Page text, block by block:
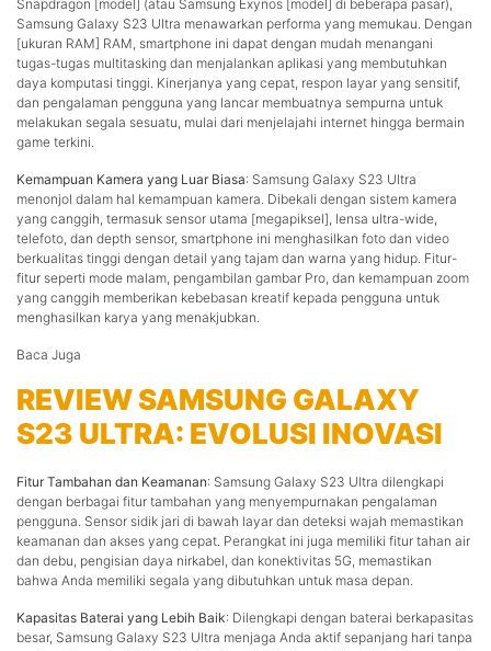
Snapdragon [model] (atau Samsung Exynos [model] di beberapa pasar),
Samsung Galaxy S23 Ultra menawarkan performa yang memukau. Dengan
[ukuran RAM] RAM, smartphone ini dapat dengan mudah menangani
tugas-tugas multitasking dan menjalankan aplikasi yang membutuhkan
daya komputasi tinggi. Kinerjanya yang cepat, respon layar yang sensitif,
dan pengalaman pengguna yang lancar membuatnya sempurna untuk
melakukan segala sesuatu, mulai dari menjelajahi internet hingga bermain
game terkini.
Kemampuan Kamera yang Luar Biasa: Samsung Galaxy S23 Ultra
menonjol dalam hal kemampuan kamera. Dibekali dengan sistem kamera
yang canggih, termasuk sensor utama [megapiksel], lensa ultra-wide,
telefoto, dan depth sensor, smartphone ini menghasilkan foto dan video
berkualitas tinggi dengan detail yang tajam dan warna yang hidup. Fitur-
fitur seperti mode malam, pengambilan gambar Pro, dan kemampuan zoom
yang canggih memberikan kebebasan kreatif kepada pengguna untuk
menghasilkan karya yang menakjubkan.
Baca Juga
REVIEW SAMSUNG GALAXY
S23 ULTRA: EVOLUSI INOVASI
Fitur Tambahan dan Keamanan: Samsung Galaxy S23 Ultra dilengkapi
dengan berbagai fitur tambahan yang menyempurnakan pengalaman
pengguna. Sensor sidik jari di bawah layar dan deteksi wajah memastikan
keamanan dan akses yang cepat. Perangkat ini juga memiliki fitur tahan air
dan debu, pengisian daya nirkabel, dan konektivitas 5G, memastikan
bahwa Anda memiliki segala yang dibutuhkan untuk masa depan.
Kapasitas Baterai yang Lebih Baik: Dilengkapi dengan baterai berkapasitas
besar, Samsung Galaxy S23 Ultra menjaga Anda aktif sepanjang hari tanpa